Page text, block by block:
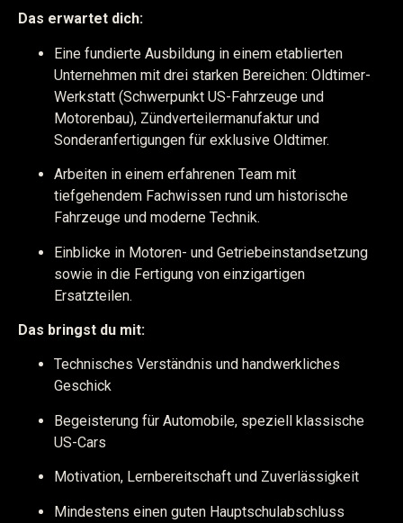
Das erwartet dich:
Eine fundierte Ausbildung in einem etablierten
Unternehmen mit drei starken Bereichen: Oldtimer-
Werkstatt (Schwerpunkt US-Fahrzeuge und
Motorenbau), Zündverteilermanufaktur und
Sonderanfertigungen für exklusive Oldtimer.
Arbeiten in einem erfahrenen Team mit
tiefgehendem Fachwissen rund um historische
Fahrzeuge und moderne Technik.
Einblicke in Motoren- und Getriebeinstandsetzung
sowie in die Fertigung von einzigartigen
Ersatzteilen.
Das bringst du mit:
Technisches Verständnis und handwerkliches
Geschick
Begeisterung für Automobile, speziell klassische
US-Cars
Motivation, Lernbereitschaft und Zuverlässigkeit
Mindestens einen guten Hauptschulabschluss